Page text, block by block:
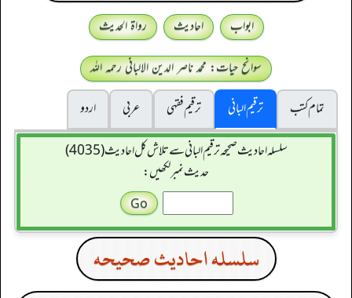
ابواب احادیث
رواۃ الحدیث
سوانح حیات: محمد ناصر الدین الالبانی رحمہ اللہ
تمام کتب
ترقیم البانی ترقيم فقہی عربی
اردو
سلسله احاديث صحيحه ترقیم البانی سے تلاش کل احادیث (4035)
حدیث نمبر لکھیں:
سلسله احاديث صحيحه